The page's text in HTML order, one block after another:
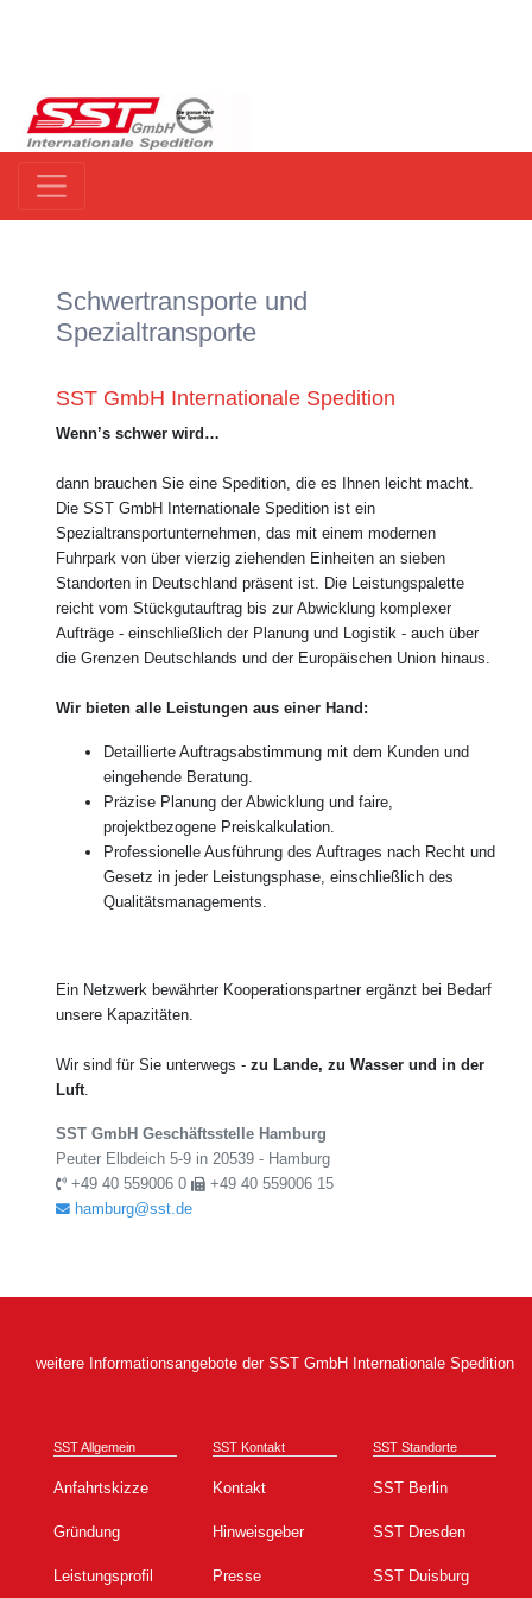
Schwertransporte und
Spezialtransporte
SST GmbH Internationale Spedition
Wenn’s schwer wird…
dann brauchen Sie eine Spedition, die es Ihnen leicht macht.
Die SST GmbH Internationale Spedition ist ein
Spezialtransportunternehmen, das mit einem modernen
Fuhrpark von über vierzig ziehenden Einheiten an sieben
Standorten in Deutschland präsent ist. Die Leistungspalette
reicht vom Stückgutauftrag bis zur Abwicklung komplexer
Aufträge - einschließlich der Planung und Logistik - auch über
die Grenzen Deutschlands und der Europäischen Union hinaus.
Wir bieten alle Leistungen aus einer Hand:
Detaillierte Auftragsabstimmung mit dem Kunden und
eingehende Beratung.
Präzise Planung der Abwicklung und faire,
projektbezogene Preiskalkulation.
Professionelle Ausführung des Auftrages nach Recht und
Gesetz in jeder Leistungsphase, einschließlich des
Qualitätsmanagements.
Ein Netzwerk bewährter Kooperationspartner ergänzt bei Bedarf
unsere Kapazitäten.
Wir sind für Sie unterwegs - zu Lande, zu Wasser und in der
Luft.
SST GmbH Geschäftsstelle Hamburg
Peuter Elbdeich 5-9 in 20539 - Hamburg
+49 40 559006 0
+49 40 559006 15
hamburg@sst.de
weitere Informationsangebote der SST GmbH Internationale Spedition
SST Allgemein
Anfahrtskizze
Gründung
Leistungsprofil
SST Kontakt
Kontakt
Hinweisgeber
Presse
SST Standorte
SST Berlin
SST Dresden
SST Duisburg